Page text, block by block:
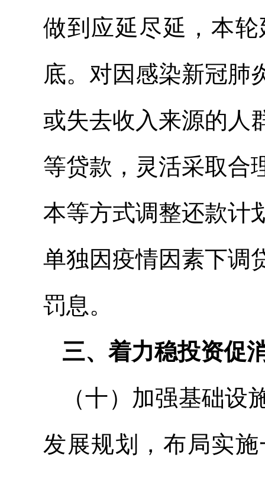
做到应延尽延，本
底。对因感染新冠肺
或失去收入来源的人
等贷款，灵活采取合
本等方式调整还款计
单独因疫情因素下调
罚息。
三、着力稳投资促
（十）加强基础
发展规划，布局实